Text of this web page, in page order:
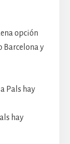
opción
Barcelona y
Pals hay
hay